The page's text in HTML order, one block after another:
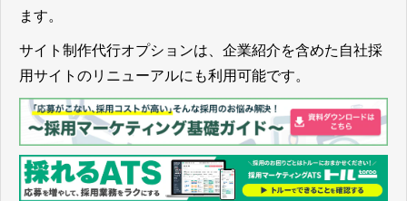
ます。
サイト制作代行オプションは、企業紹介を含めた自社採
用サイトのリニューアルにも利用可能です。